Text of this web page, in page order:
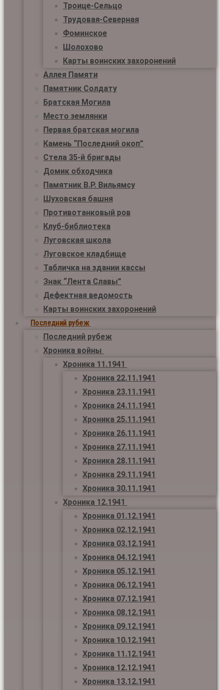
Троице-Сельцо
Трудовая-Северная
Фоминское
Шолохово
Карты воинских захоронений
Аллея Памяти
Памятник Солдату
Братская Могила
Место землянки
Первая братская могила
Камень “Последний окоп”
Стела 35-й бригады
Домик обходчика
Памятник В.Р. Вильямсу
Шуховская башня
Противотанковый ров
Клуб-библиотека
Луговская школа
Луговское кладбище
Табличка на здании кассы
Знак “Лента Славы”
Дефектная ведомость
Карты воинских захоронений
Последний рубеж
Последний рубеж
Хроника войны
Хроника 11.1941
Хроника 22.11.1941
Хроника 23.11.1941
Хроника 24.11.1941
Хроника 25.11.1941
Хроника 26.11.1941
Хроника 27.11.1941
Хроника 28.11.1941
Хроника 29.11.1941
Хроника 30.11.1941
Хроника 12.1941
Хроника 01.12.1941
Хроника 02.12.1941
Хроника 03.12.1941
Хроника 04.12.1941
Хроника 05.12.1941
Хроника 06.12.1941
Хроника 07.12.1941
Хроника 08.12.1941
Хроника 09.12.1941
Хроника 10.12.1941
Хроника 11.12.1941
Хроника 12.12.1941
Хроника 13.12.1941